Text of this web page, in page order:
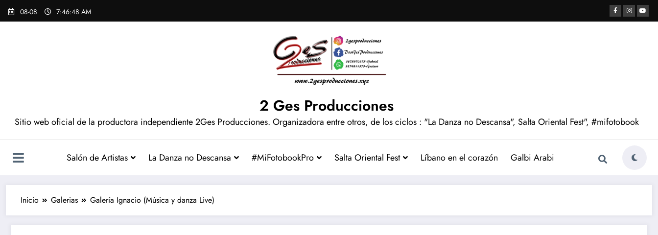
08-08 7:46:49 AM
2 Ges Producciones
Sitio web oficial de la productora independiente 2Ges Producciones. Organizadora entre otros, de los ciclos : "La Danza no Descansa", Salta Oriental Fest", #mifotobook
Salón de Artistas La Danza no Descansa #MiFotobookPro Salta Oriental Fest Líbano en el corazón Galbi Arabi
Inicio Galerias Galería Ignacio (Música y danza Live)